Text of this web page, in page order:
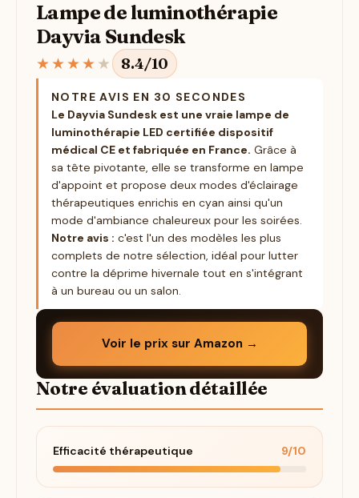
Lampe de luminothérapie
Dayvia Sundesk
★★★★ ★ 8.4/10
NOTRE AVIS EN 30 SECONDES
Le Dayvia Sundesk est une vraie lampe de
luminothérapie LED certifiée dispositif
médical CE et fabriquée en France. Grâce à
sa tête pivotante, elle se transforme en lampe
d'appoint et propose deux modes d'éclairage
thérapeutiques enrichis en cyan ainsi qu'un
mode d'ambiance chaleureux pour les soirées.
Notre avis : c'est l'un des modèles les plus
complets de notre sélection, idéal pour lutter
contre la déprime hivernale tout en s'intégrant
à un bureau ou un salon.
Voir le prix sur Amazon →
Notre évaluation détaillée
Efficacité thérapeutique 9/10